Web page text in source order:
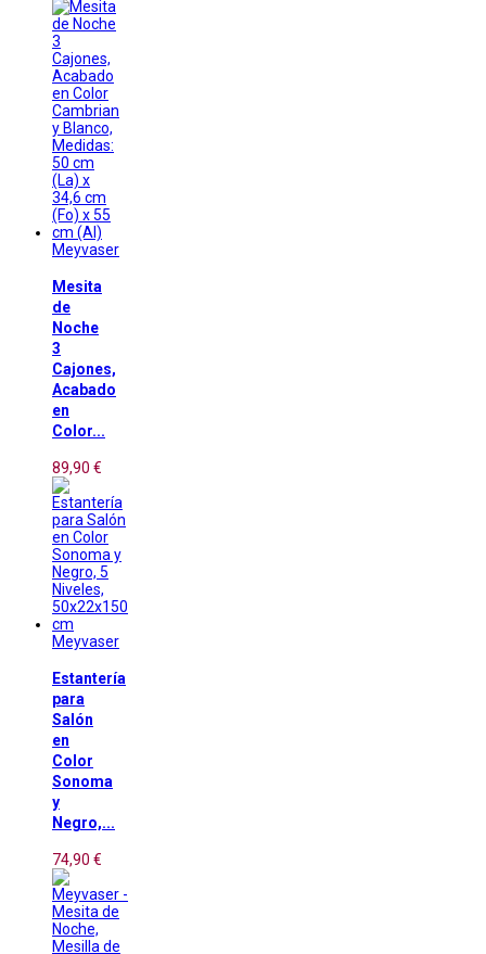
Meyvaser
Mesita
de
Noche
3
Cajones,
Acabado
en
Color...
89,90 €
Meyvaser
Estantería
para
Salón
en
Color
Sonoma
y
Negro,...
74,90 €